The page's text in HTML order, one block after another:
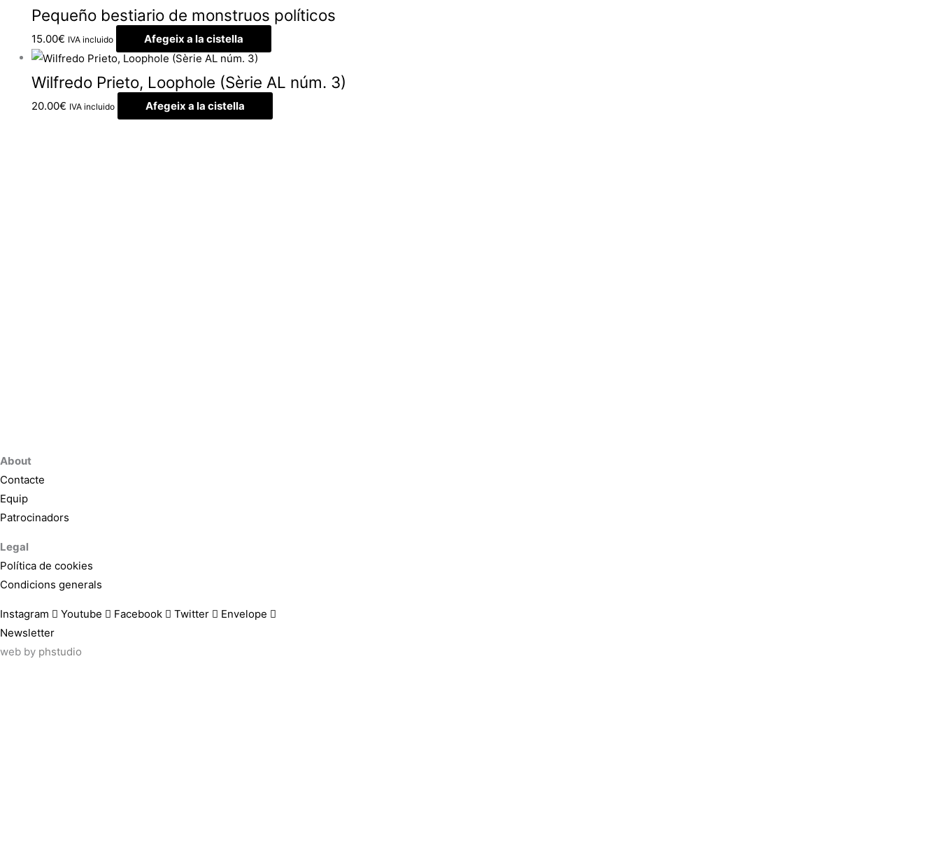
Pequeño bestiario de monstruos políticos
15.00€ IVA incluido Afegeix a la cistella
Wilfredo Prieto, Loophole (Sèrie AL núm. 3)
20.00€ IVA incluido Afegeix a la cistella
About
Contacte
Equip
Patrocinadors
Legal
Política de cookies
Condicions generals
Instagram Youtube Facebook Twitter
Envelope
Newsletter
web by phstudio